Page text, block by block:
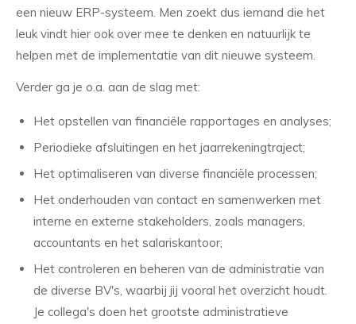
een nieuw ERP-systeem. Men zoekt dus iemand die het
leuk vindt hier ook over mee te denken en natuurlijk te
helpen met de implementatie van dit nieuwe systeem.
Verder ga je o.a. aan de slag met:
Het opstellen van financiële rapportages en analyses;
Periodieke afsluitingen en het jaarrekeningtraject;
Het optimaliseren van diverse financiële processen;
Het onderhouden van contact en samenwerken met
interne en externe stakeholders, zoals managers,
accountants en het salariskantoor;
Het controleren en beheren van de administratie van
de diverse BV's, waarbij jij vooral het overzicht houdt.
Je collega's doen het grootste administratieve